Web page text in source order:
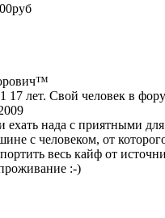
™
ехать нада с приятными
с человеком, от
весь кайф от
:-)